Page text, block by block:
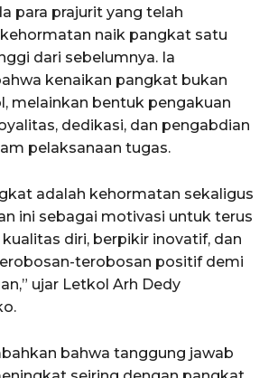
para prajurit yang telah
naik pangkat satu
dari sebelumnya. Ia
kenaikan pangkat bukan
melainkan bentuk pengakuan
dedikasi, dan pengabdian
pelaksanaan tugas.
adalah kehormatan sekaligus
ini sebagai motivasi untuk terus
diri, berpikir inovatif, dan
terobosan positif demi
ujar Letkol Arh Dedy
bahwa tanggung jawab